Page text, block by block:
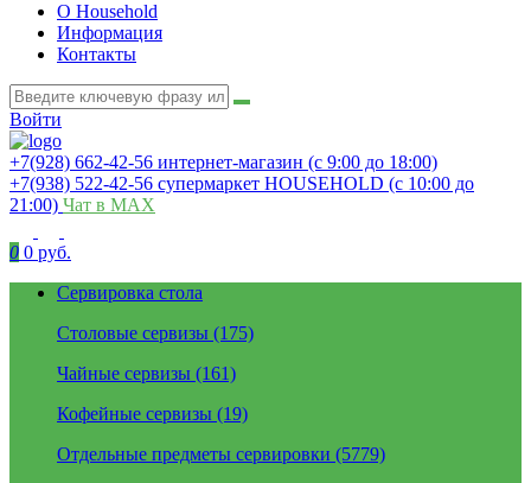
О Household
Информация
Контакты
Войти
+7(928) 662-42-56 интернет-магазин (с 9:00 до 18:00)
+7(938) 522-42-56 супермаркет HOUSEHOLD (с 10:00 до
21:00) Чат в MAX
0 0 руб.
Сервировка стола
Столовые сервизы (175)
Чайные сервизы (161)
Кофейные сервизы (19)
Отдельные предметы сервировки (5779)